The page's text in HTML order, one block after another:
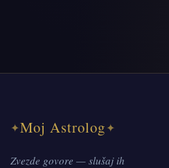
✦Moj Astrolog✦
Zvezde govore — slušaj ih